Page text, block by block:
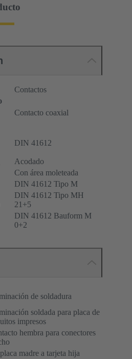
Contactos
Contacto coaxial
DIN 41612
Acodado
Con área moleteada
DIN 41612 Tipo M
DIN 41612 Tipo MH
21+5
DIN 41612 Bauform M
0+2
de soldadura
soldada para placa de
impresos
hembra para conectores
madre a tarjeta hija